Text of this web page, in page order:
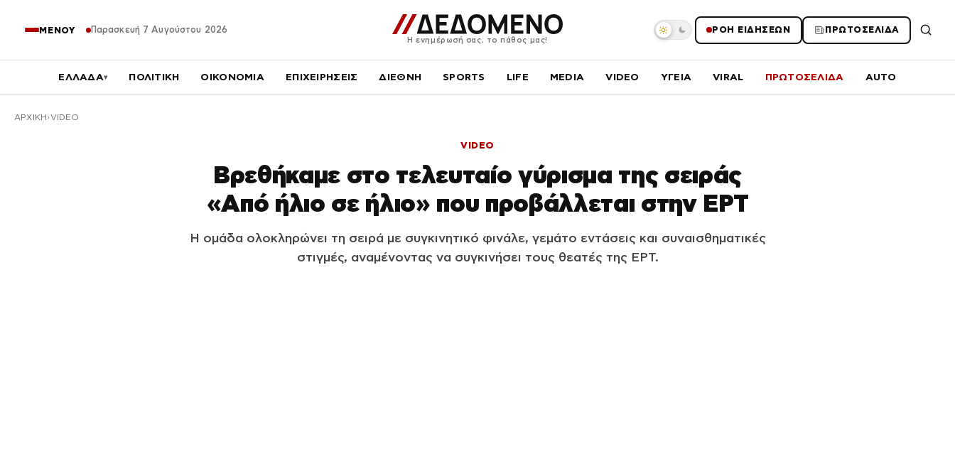
ΜΕΝΟΥ Παρασκευή 7 Αυγούστου 2026
Η ενημέρωσή σας, το πάθος μας!
ΡΟΗ ΕΙΔΗΣΕΩΝ ΠΡΩΤΟΣΕΛΙΔΑ
ΕΛΛΑΔΑ▾ ΠΟΛΙΤΙΚΗ ΟΙΚΟΝΟΜΙΑ ΕΠΙΧΕΙΡΗΣΕΙΣ ΔΙΕΘΝΗ SPORTS LIFE MEDIA VIDEO ΥΓΕΙΑ VIRAL ΠΡΩΤΟΣΕΛΙΔΑ AUTO
ΑΡΧΙΚΉ VIDEO
VIDEO
Βρεθήκαμε στο τελευταίο γύρισμα της σειράς
«Από ήλιο σε ήλιο» που προβάλλεται στην ΕΡΤ
Η ομάδα ολοκληρώνει τη σειρά με συγκινητικό φινάλε, γεμάτο εντάσεις και συναισθηματικές
στιγμές, αναμένοντας να συγκινήσει τους θεατές της ΕΡΤ.